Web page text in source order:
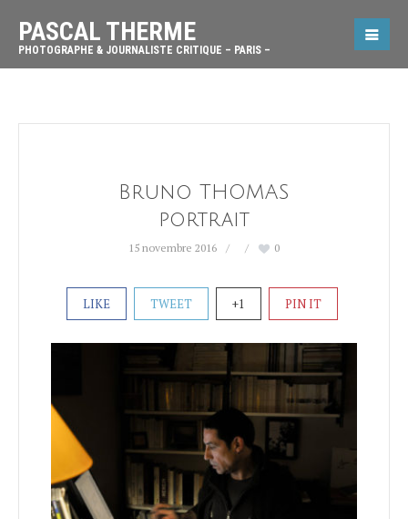
PASCAL THERME
PHOTOGRAPHE & JOURNALISTE CRITIQUE – PARIS –
Bruno THOMAS
portrait
15 novembre 2016 0
LIKE TWEET +1 PIN IT